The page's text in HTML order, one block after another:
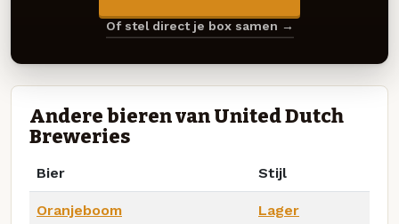
Of stel direct je box samen →
Andere bieren van United Dutch
Breweries
Bier Stijl
Oranjeboom Lager